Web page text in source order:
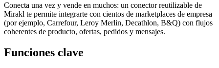
Conecta una vez y vende en muchos: un conector reutilizable de
Mirakl te permite integrarte con cientos de marketplaces de empresa
(por ejemplo, Carrefour, Leroy Merlin, Decathlon, B&Q) con flujos
coherentes de producto, ofertas, pedidos y mensajes.
Funciones clave